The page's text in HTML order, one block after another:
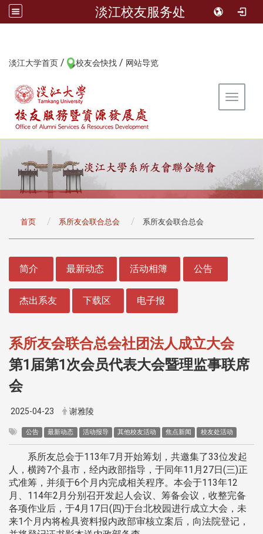
淡江校友服务处
淡江大学首页 / 校友会快找 / 网站导览
Toggle
首页 系所友会联合总会 系所友会联合总会
简介 最新动态 活动相簿 公告
杰出系友 下载区 电子报
系所友会联合总会社团法人成立大会
第1届第1次会员代表大会暨理监事联席
会
2025-04-23 谢雅陵
公告 最新动态 活动报导 其他校友活动 焦点新闻 校友处活动
系所友总会于113年7月开始筹划，共邀集了33位发起
人，横跨7个县市，经内政部指导，于同年11月27日(三)正
式准筹，并须于6个月内完成相关程序。本会于113年12
月、114年2月分别召开发起人会议、筹备会议，收整完备
各项作业后，于4月17日(四)于台北校园进行成立大会，未
来1个月内将检具资料报内政部审核立案后，向法院登记，